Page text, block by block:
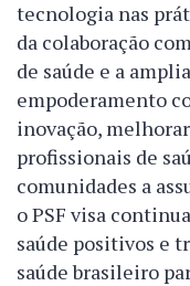
tecnologia nas
da colaboração
de saúde e a
empoderamento
inovação,
profissionais de
comunidades a
o PSF visa
saúde positivos e
saúde brasileiro